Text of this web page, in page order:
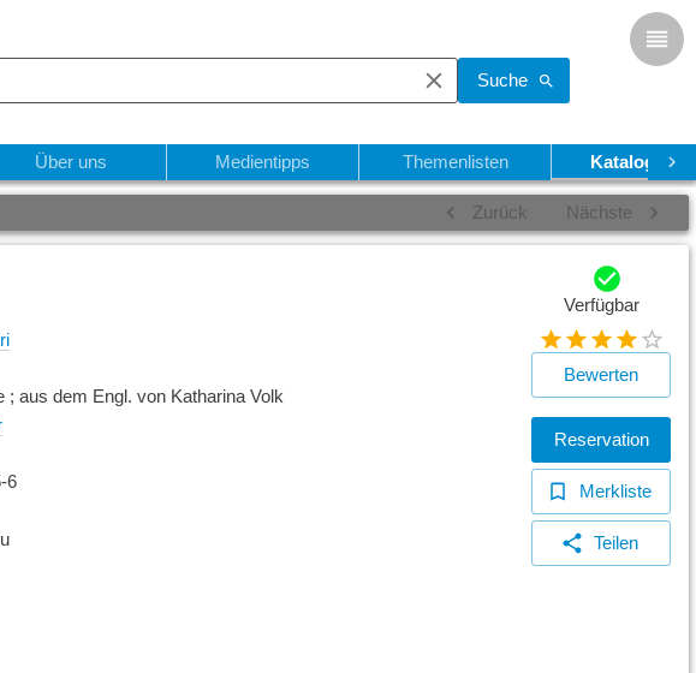
Suche
Über uns Medientipps Themenlisten
Zurück Nächste
; aus dem Engl. von Katharina Volk
6
Verfügbar
Bewerten
Reservation
Merkliste
Teilen